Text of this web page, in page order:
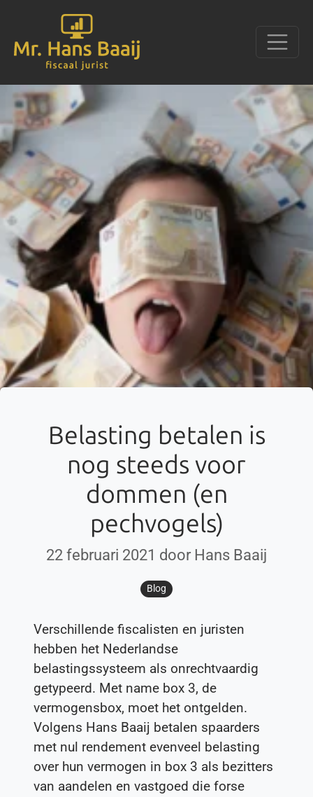
Belasting betalen is
nog steeds voor
dommen (en
pechvogels)
22 februari 2021 door Hans Baaij
Blog
Verschillende fiscalisten en juristen
hebben het Nederlandse
belastingssysteem als onrechtvaardig
getypeerd. Met name box 3, de
vermogensbox, moet het ontgelden.
Volgens Hans Baaij betalen spaarders
met nul rendement evenveel belasting
over hun vermogen in box 3 als bezitters
van aandelen en vastgoed die forse